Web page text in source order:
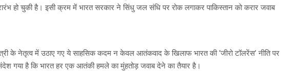
हो चुकी है। इसी क्रम में भारत सरकार ने सिंधु जल संधि पर रोक लगाकर पाकिस्तान को करार जवाब
के नेतृत्व में उठाए गए ये साहसिक कदम न केवल आतंकवाद के खिलाफ भारत की ‘जीरो टॉलरेंस’ नीति पर
गया है कि भारत हर एक आतंकी हमले का मुंहतोड़ जवाब देने का तैयार है।